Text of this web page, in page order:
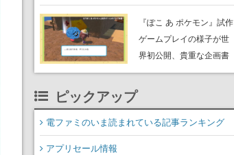
公のオリジナルアニメ
『ぽこ あ ポケモン』試作
ゲームプレイの様子が世
界初公開、貴重な企画書
の一部も見れちゃう。ゲ
ゲームフリーク公式
YouTubeで公開中
ピックアップ
電ファミのいま読まれている記事ランキング
アプリセール情報